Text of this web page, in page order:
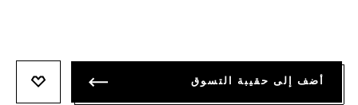
أضف إلى حقيبة التسوق